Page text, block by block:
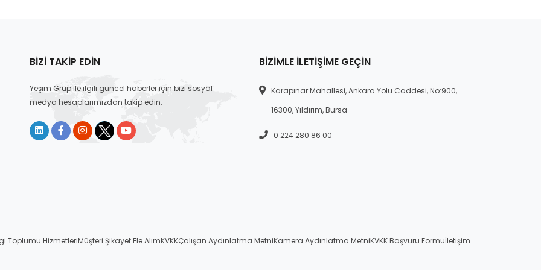
BIZI TAKIP EDIN
Yeşim Grup ile ilgili güncel haberler için bizi sosyal
medya hesaplarımızdan takip edin.
BIZIMLE İLETIŞIME GEÇIN
Karapınar Mahallesi, Ankara Yolu Caddesi, No:900,
16300, Yıldırım, Bursa
0 224 280 86 00
Toplumu HizmetleriMüşteri Şikayet Ele AlımKVKKÇalışan Aydınlatma MetniKamera Aydınlatma MetniKVKK Başvuru Formuİletişim